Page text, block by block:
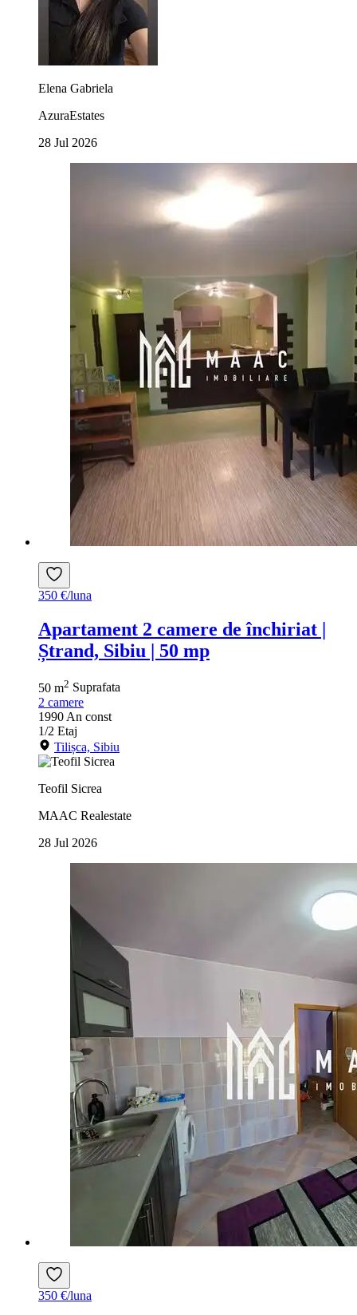
Elena Gabriela
AzuraEstates
28 Jul 2026
350 €/luna
Apartament 2 camere de închiriat |
Ștrand, Sibiu | 50 mp
50 m2 Suprafata
2 camere
1990 An const
1/2 Etaj
Tilișca, Sibiu
Teofil Sicrea
MAAC Realestate
28 Jul 2026
350 €/luna